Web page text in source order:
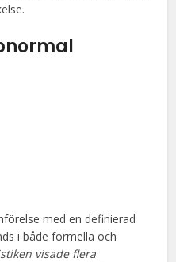
med en definierad
i både formella och
visade flera